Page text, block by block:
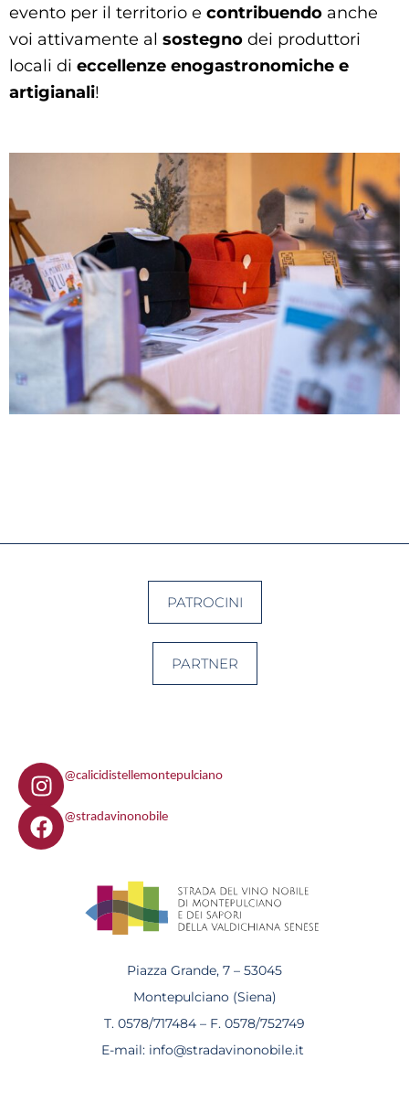
evento per il territorio e contribuendo anche
voi attivamente al sostegno dei produttori
locali di eccellenze enogastronomiche e
artigianali!
Piazza Grande, 7 – 53045
Montepulciano (Siena)
T. 0578/717484 – F. 0578/752749
E-mail: info@stradavinonobile.it
I
n
s
t
@calicidistellemontepulciano
F
a
@stradavinonobile
PATROCINI
PARTNER